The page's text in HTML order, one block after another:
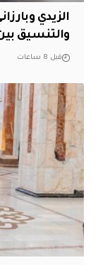
الزيدي
والتنسيق
قبل 8 ساعات